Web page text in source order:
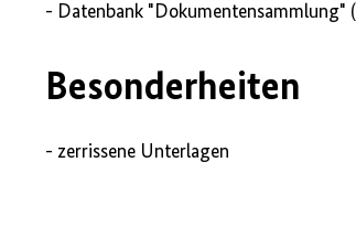
- Datenbank "Dokumentensammlung" (
Besonderheiten
- zerrissene Unterlagen